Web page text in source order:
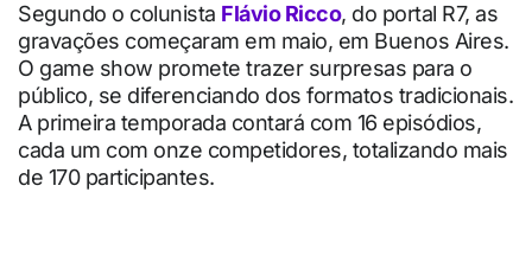
Segundo o colunista Flávio Ricco, do portal R7, as
gravações começaram em maio, em Buenos Aires.
O game show promete trazer surpresas para o
público, se diferenciando dos formatos tradicionais.
A primeira temporada contará com 16 episódios,
cada um com onze competidores, totalizando mais
de 170 participantes.